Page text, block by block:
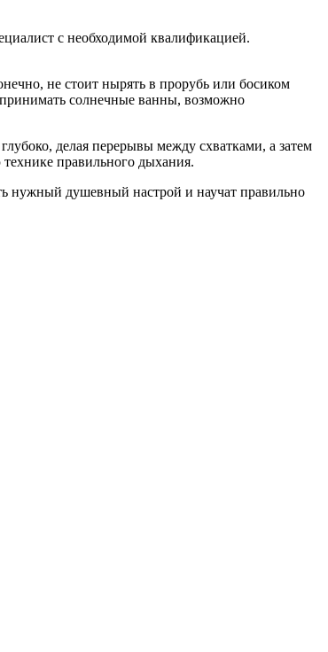
с необходимой квалификацией.
не стоит нырять в прорубь или босиком
принимать солнечные ванны, возможно
делая перерывы между схватками, а затем
правильного дыхания.
нужный душевный настрой и научат правильно